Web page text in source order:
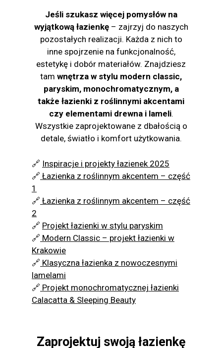
Jeśli szukasz więcej pomysłów na
wyjątkową łazienkę – zajrzyj do naszych
pozostałych realizacji. Każda z nich to
inne spojrzenie na funkcjonalność,
estetykę i dobór materiałów. Znajdziesz
tam wnętrza w stylu modern classic,
paryskim, monochromatycznym, a
także łazienki z roślinnymi akcentami
czy elementami drewna i lameli.
Wszystkie zaprojektowane z dbałością o
detale, światło i komfort użytkowania.
🔗 Inspiracje i projekty łazienek 2025
🔗 Łazienka z roślinnym akcentem – część
1
🔗 Łazienka z roślinnym akcentem – część
2
🔗 Projekt łazienki w stylu paryskim
🔗 Modern Classic – projekt łazienki w
Krakowie
🔗 Klasyczna łazienka z nowoczesnymi
lamelami
🔗 Projekt monochromatycznej łazienki
Calacatta & Sleeping Beauty
Zaprojektuj swoją łazienkę